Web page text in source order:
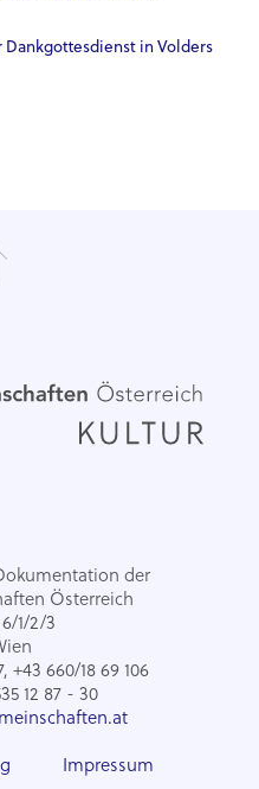
Dankgottesdienst in Volders
der
Österreich
1/2/3
+43 660/18 69 106
12 87 - 30
Impressum